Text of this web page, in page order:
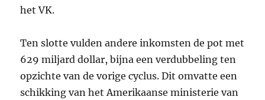
het VK.
Ten slotte vulden andere inkomsten de pot met
629 miljard dollar, bijna een verdubbeling ten
opzichte van de vorige cyclus. Dit omvatte een
schikking van het Amerikaanse ministerie van